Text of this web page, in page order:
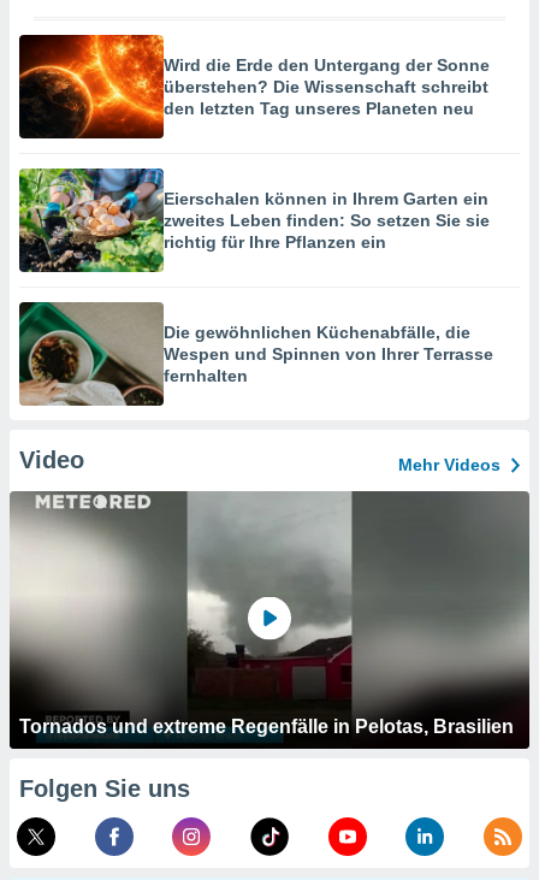
Wird die Erde den Untergang der Sonne
überstehen? Die Wissenschaft schreibt
den letzten Tag unseres Planeten neu
Eierschalen können in Ihrem Garten ein
zweites Leben finden: So setzen Sie sie
richtig für Ihre Pflanzen ein
Die gewöhnlichen Küchenabfälle, die
Wespen und Spinnen von Ihrer Terrasse
fernhalten
Video Mehr Videos
Tornados und extreme Regenfälle in Pelotas, Brasilien
Folgen Sie uns